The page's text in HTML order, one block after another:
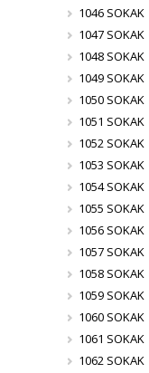
1046 SOKAK
1047 SOKAK
1048 SOKAK
1049 SOKAK
1050 SOKAK
1051 SOKAK
1052 SOKAK
1053 SOKAK
1054 SOKAK
1055 SOKAK
1056 SOKAK
1057 SOKAK
1058 SOKAK
1059 SOKAK
1060 SOKAK
1061 SOKAK
1062 SOKAK